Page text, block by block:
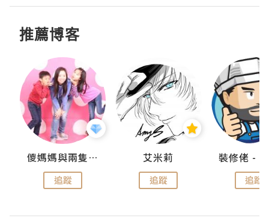
推薦博客
儍媽媽與兩隻小魔怪之家
追蹤
艾米莉
追蹤 追蹤